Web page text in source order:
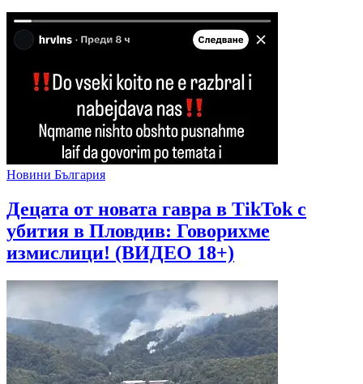
Новини България
Децата от новата гавра в TikTok с
убития в Пловдив: Говорихме
измислици! (ВИДЕО 18+)